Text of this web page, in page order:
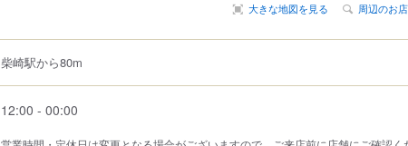
大きな地図を見る 周辺のお
柴崎駅から80m
12:00 - 00:00